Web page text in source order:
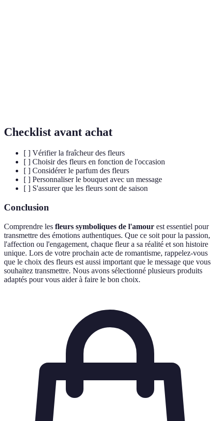
Checklist avant achat
[ ] Vérifier la fraîcheur des fleurs
[ ] Choisir des fleurs en fonction de l'occasion
[ ] Considérer le parfum des fleurs
[ ] Personnaliser le bouquet avec un message
[ ] S'assurer que les fleurs sont de saison
Conclusion
Comprendre les fleurs symboliques de l'amour est essentiel pour
transmettre des émotions authentiques. Que ce soit pour la passion,
l'affection ou l'engagement, chaque fleur a sa réalité et son histoire
unique. Lors de votre prochain acte de romantisme, rappelez-vous
que le choix des fleurs est aussi important que le message que vous
souhaitez transmettre. Nous avons sélectionné plusieurs produits
adaptés pour vous aider à faire le bon choix.